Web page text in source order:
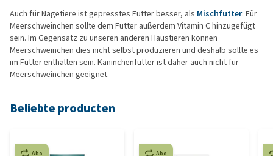
Auch für Nagetiere ist gepresstes Futter besser, als Mischfutter. Für
Meerschweinchen sollte dem Futter außerdem Vitamin C hinzugefügt
sein. Im Gegensatz zu unseren anderen Haustieren können
Meerschweinchen dies nicht selbst produzieren und deshalb sollte es
im Futter enthalten sein. Kaninchenfutter ist daher auch nicht für
Meerschweinchen geeignet.
Beliebte producten
Abo Abo